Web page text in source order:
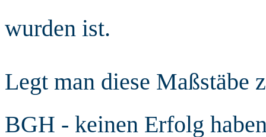
wurden ist.
Legt man diese Maßstäbe
BGH - keinen Erfolg